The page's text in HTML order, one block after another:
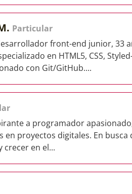
Particular
front-end junior, 33
en HTML5, CSS,
con Git/GitHub....
a programador
en proyectos digitales. En
crecer en el...